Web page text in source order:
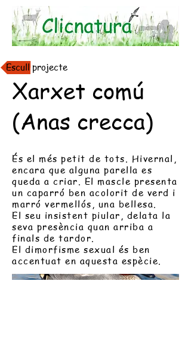
Xarxet comú
(Anas crecca)
És el més petit de tots. Hivernal,
encara que alguna parella es
queda a criar. El mascle presenta
un caparró ben acolorit de verd i
marró vermellós, una bellesa.
El seu insistent piular, delata la
seva presència quan arriba a
finals de tardor.
El dimorfisme sexual és ben
accentuat en aquesta espècie.
Escull projecte